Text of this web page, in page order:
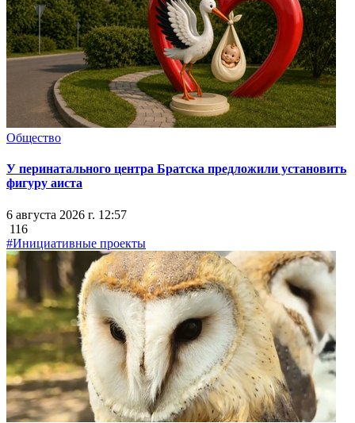
Общество
У перинатального центра Братска предложили установить
фигуру аиста
6 августа 2026 г. 12:57
116
#Инициативные проекты